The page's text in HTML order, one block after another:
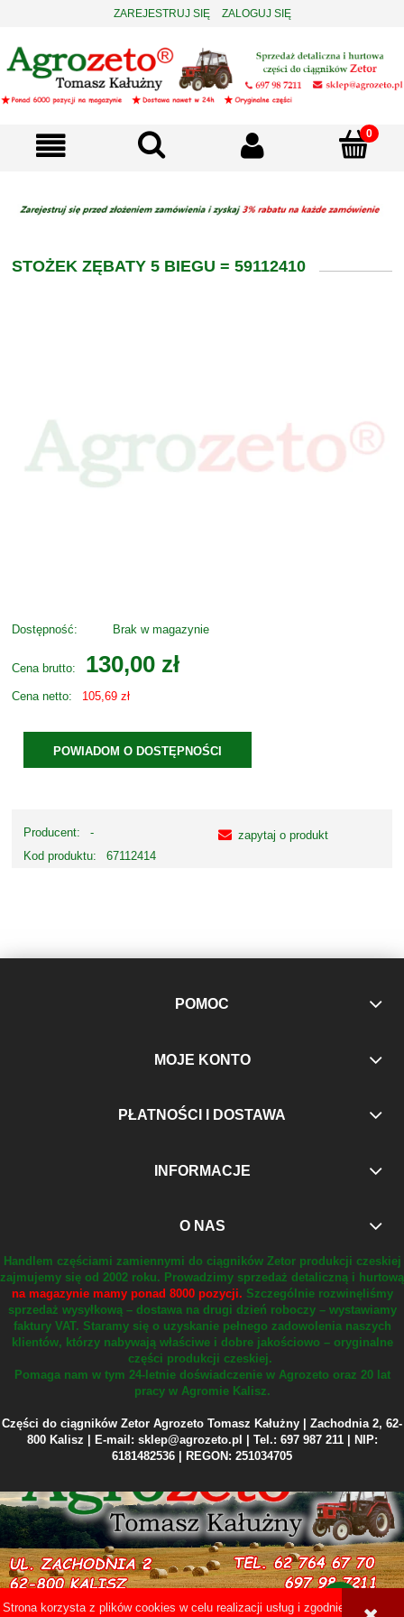
Strona korzysta z plików cookies w celu realizacji usług i zgodnie z
ZAREJESTRUJ SIĘ ZALOGUJ SIĘ
STOŻEK ZĘBATY 5 BIEGU = 59112410
Dostępność: Brak w magazynie
Cena brutto: 130,00 zł
Cena netto: 105,69 zł
POWIADOM O DOSTĘPNOŚCI
Producent:
-
Kod produktu:
67112414
zapytaj o produkt
POMOC
MOJE KONTO
PŁATNOŚCI I DOSTAWA
INFORMACJE
O NAS
Handlem częściami zamiennymi do ciągników Zetor produkcji czeskiej
zajmujemy się od 2002 roku. Prowadzimy sprzedaż detaliczną i hurtową
na magazynie mamy ponad 8000 pozycji. Szczególnie rozwinęliśmy
sprzedaż wysyłkową – dostawa na drugi dzień roboczy – wystawiamy
faktury VAT. Staramy się o uzyskanie pełnego zadowolenia naszych
klientów, którzy nabywają właściwe i dobre jakościowo – oryginalne
części produkcji czeskiej.
Pomaga nam w tym 24-letnie doświadczenie w Agrozeto oraz 20 lat
pracy w Agromie Kalisz.
Części do ciągników Zetor Agrozeto Tomasz Kałużny | Zachodnia 2, 62-
800 Kalisz | E-mail: sklep@agrozeto.pl | Tel.: 697 987 211 | NIP:
6181482536 | REGON: 251034705